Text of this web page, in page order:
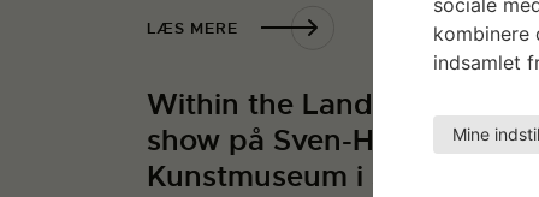
LÆS MERE
Within the Landscape / solo
show på Sven-Harrys
Kunstmuseum i Stockholm
kombinere
indsamlet
Mine